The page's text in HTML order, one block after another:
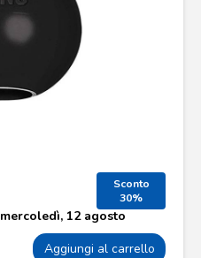
Sconto
30%
mercoledì, 12 agosto
Aggiungi al carrello